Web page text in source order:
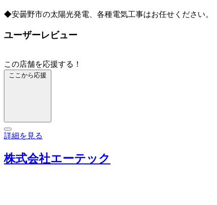
◆安曇野市の太陽光発電、各種電気工事はお任せください。
ユーザーレビュー
この店舗を応援する！
ここから応援
詳細を見る
株式会社エーテック